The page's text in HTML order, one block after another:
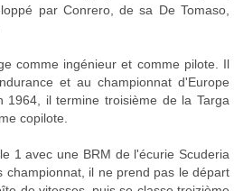
par Conrero, de sa De Tomaso,
comme ingénieur et comme pilote. Il
et au championnat d'Europe
1964, il termine troisième de la Targa
copilote.
1 avec une BRM de l'écurie Scuderia
championnat, il ne prend pas le départ